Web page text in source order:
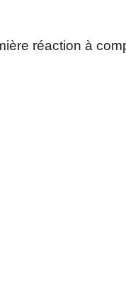
réaction à